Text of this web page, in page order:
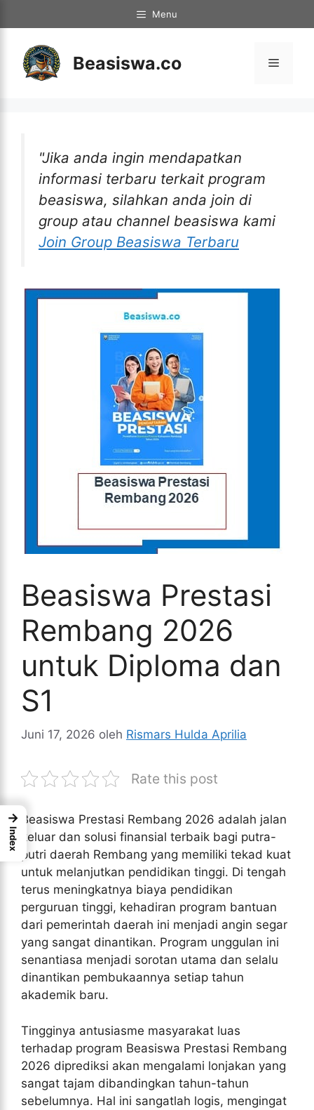
ke
Menu
Beasiswa.co Menu
"Jika anda ingin mendapatkan
informasi terbaru terkait program
beasiswa, silahkan anda join di
group atau channel beasiswa kami
Join Group Beasiswa Terbaru
Beasiswa Prestasi
Rembang 2026
untuk Diploma dan
S1
Juni 17, 2026 oleh Rismars Hulda Aprilia
Rate this post
Beasiswa Prestasi Rembang 2026 adalah jalan
keluar dan solusi finansial terbaik bagi putra-
putri daerah Rembang yang memiliki tekad kuat
untuk melanjutkan pendidikan tinggi. Di tengah
terus meningkatnya biaya pendidikan
perguruan tinggi, kehadiran program bantuan
dari pemerintah daerah ini menjadi angin segar
yang sangat dinantikan. Program unggulan ini
senantiasa menjadi sorotan utama dan selalu
dinantikan pembukaannya setiap tahun
akademik baru.
Tingginya antusiasme masyarakat luas
terhadap program Beasiswa Prestasi Rembang
2026 diprediksi akan mengalami lonjakan yang
sangat tajam dibandingkan tahun-tahun
sebelumnya. Hal ini sangatlah logis, mengingat
→
Index